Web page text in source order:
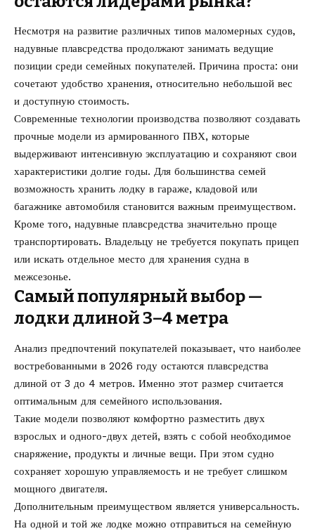
Несмотря на развитие различных типов маломерных судов,
надувные плавсредства продолжают занимать ведущие
позиции среди семейных покупателей. Причина проста: они
сочетают удобство хранения, относительно небольшой вес
и доступную стоимость.
Современные технологии производства позволяют создавать
прочные модели из армированного ПВХ, которые
выдерживают интенсивную эксплуатацию и сохраняют свои
характеристики долгие годы. Для большинства семей
возможность хранить лодку в гараже, кладовой или
багажнике автомобиля становится важным преимуществом.
Кроме того, надувные плавсредства значительно проще
транспортировать. Владельцу не требуется покупать прицеп
или искать отдельное место для хранения судна в
межсезонье.
Самый популярный выбор —
лодки длиной 3–4 метра
Анализ предпочтений покупателей показывает, что наиболее
востребованными в 2026 году остаются плавсредства
длиной от 3 до 4 метров. Именно этот размер считается
оптимальным для семейного использования.
Такие модели позволяют комфортно разместить двух
взрослых и одного-двух детей, взять с собой необходимое
снаряжение, продукты и личные вещи. При этом судно
сохраняет хорошую управляемость и не требует слишком
мощного двигателя.
Дополнительным преимуществом является универсальность.
На одной и той же лодке можно отправиться на семейную